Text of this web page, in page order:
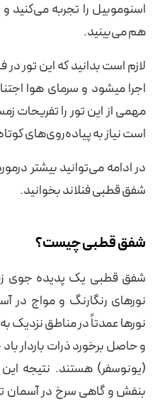
اسنوموبیل را تجربه می‌کنید و
هم می‌بینید.
لازم است بدانید که این تور
اجرا میشود و سرمای هوا
مهمی از این تور را
است نیاز به پیاده‌روی‌های
در ادامه می‌توانید بیشتر
شفق قطبی فنلاند بخوانید.
شفق قطبی چیست؟
شفق قطبی یک پدیده جوی
نورهای رنگارنگ و مواج
نورها عمدتاً در مناطق
و حاصل برخورد ذرات باردار
(یونوسفر) هستند. نتیجه
بنفش و گاهی سرخ در